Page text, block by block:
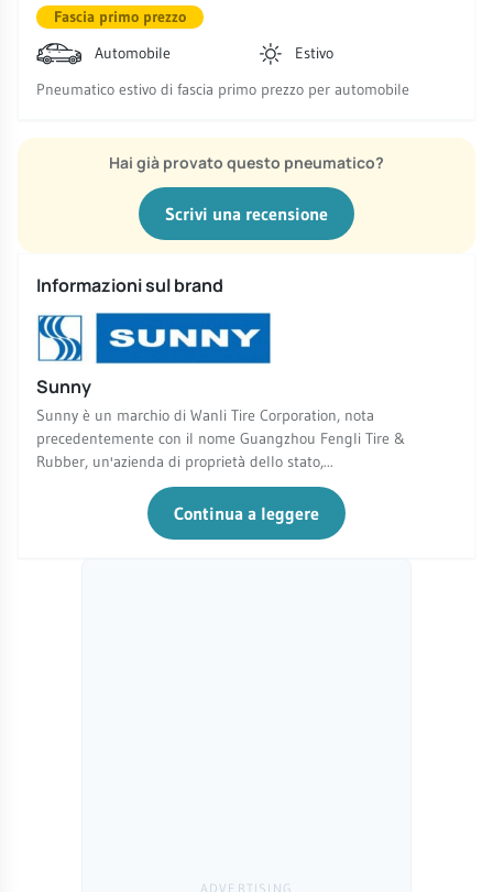
Fascia primo prezzo
Automobile
Estivo
Pneumatico estivo di fascia primo prezzo per automobile
Hai già provato questo pneumatico?
Scrivi una recensione
Informazioni sul brand
Sunny
Sunny è un marchio di Wanli Tire Corporation, nota
precedentemente con il nome Guangzhou Fengli Tire &
Rubber, un'azienda di proprietà dello stato,...
Continua a leggere